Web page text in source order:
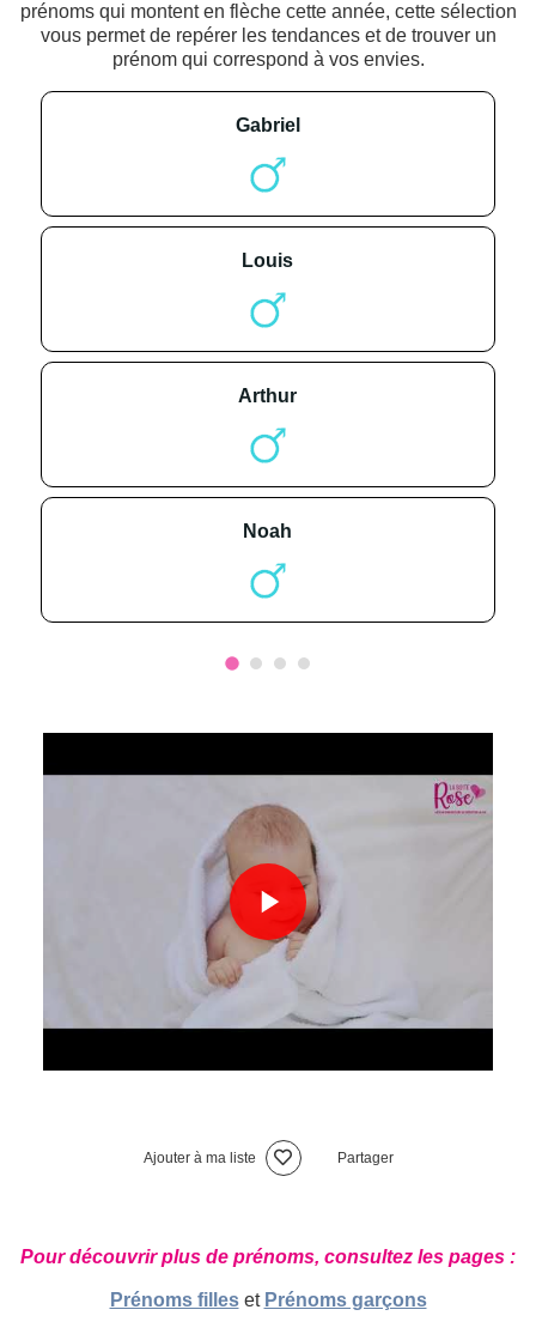
prénoms qui montent en flèche cette année, cette sélection
vous permet de repérer les tendances et de trouver un
prénom qui correspond à vos envies.
gabriel
louis
arthur
noah
Ajouter à ma liste Partager
Pour découvrir plus de prénoms, consultez les pages :
Prénoms filleset Prénoms garçons